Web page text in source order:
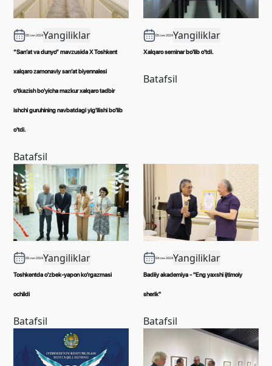
05 сен 2024Yangiliklar
“San’at va dunyo” mavzusida X Toshkent
xalqaro zamonaviy san’at biyennalesi
o'tkazish bo'yicha mazkur xalqaro tadbir
ishchi guruhining navbatdagi yig'ilishi bo'lib
o'tdi.
Batafsil
05 сен 2024Yangiliklar
Хalqaro seminar bo'lib o'tdi.
Batafsil
05 сен 2024Yangiliklar
Toshkentda o'zbek-yapon ko'rgazmasi
ochildi
Batafsil
04 сен 2024Yangiliklar
Badiiy akademiya - "Eng yaxshi ijtimoiy
sherik"
Batafsil